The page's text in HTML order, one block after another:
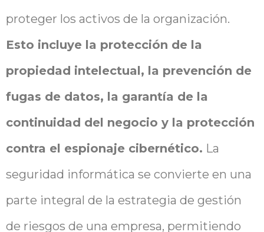
proteger los activos de la organización.
Esto incluye la protección de la
propiedad intelectual, la prevención de
fugas de datos, la garantía de la
continuidad del negocio y la protección
contra el espionaje cibernético. La
seguridad informática se convierte en una
parte integral de la estrategia de gestión
de riesgos de una empresa, permitiendo